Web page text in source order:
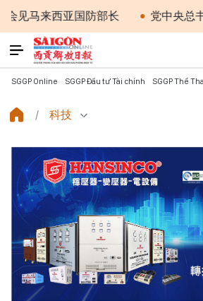
国防部长 党中央总书记、国家
SGGP Online SGGP Đầu tư Tài chính SGGP Thể
科技